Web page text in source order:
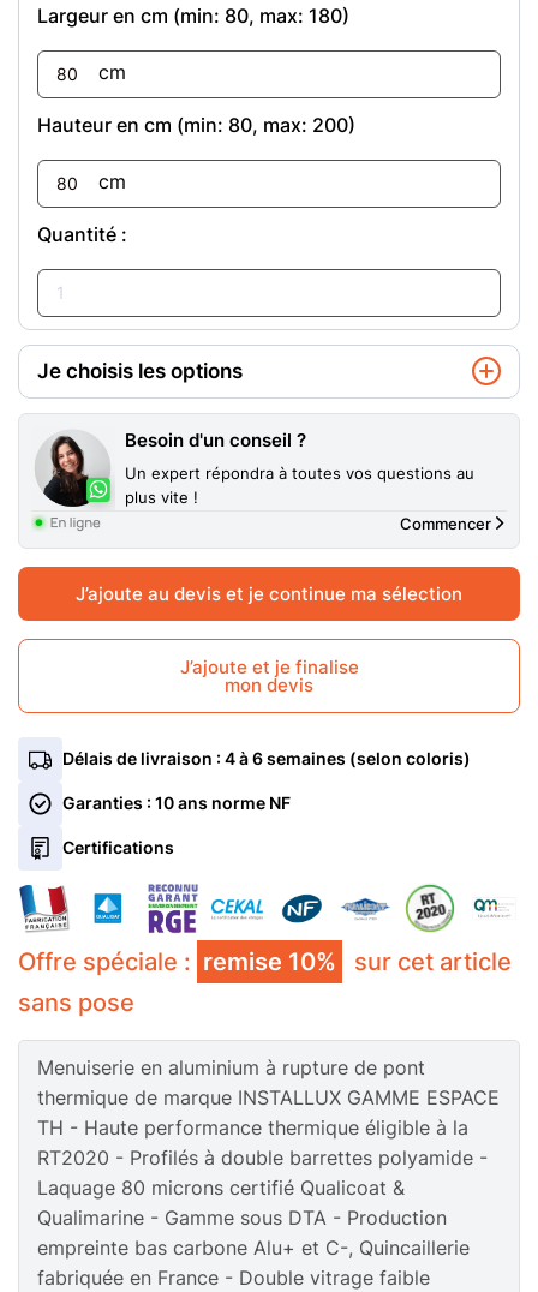
Offre spéciale : remise 10%
sur cet article
sans pose
Menuiserie en aluminium à rupture de pont
thermique de marque INSTALLUX GAMME ESPACE
TH - Haute performance thermique éligible à la
RT2020 - Profilés à double barrettes polyamide -
Laquage 80 microns certifié Qualicoat &
Qualimarine - Gamme sous DTA - Production
empreinte bas carbone Alu+ et C-, Quincaillerie
fabriquée en France - Double vitrage faible
Largeur en cm (min: 80, max: 180)
cm
Hauteur en cm (min: 80, max: 200)
cm
Quantité :
Je choisis les options
Coloris extérieur Alu Blanc 9010 B
Gris anthracite 7016 FT
Gris Aluminium 9006 FT
+10%
Noir 2100 FT+10%
Gris Sable 2900 FT +10% Ivoire 1015 S +10%
Coloris Intérieur Alu
En savoir plus sur le coloris intérieur
Type de pose En rénovation
En tunnel
En savoir plus sur le type de pose
Isolation Intérieure ALUSans isolation
Sans isolation
En savoir plus sur l'isolation
4/20/4 Fe Argon
4/20/4 Fe Argon
4/14/44.2 Fe Argon Anti-
effraction
+50€/m²
Phonique+40€/m²
4/14/SP510 Fe Haute
sécurité+100€/m²
En savoir plus sur le type de vitrage
Traitement du vitrage (1 face)
Clair
Clair Dépoli +30€/m²
Imprimé G 200+50€/m² Stopsol +70€/m²
En savoir plus sur le traitement de vitrage
Oscillo-battant Sans
Sans Oscillo-battant+80€ HT
En savoir plus sur l'oscillo-battant
Ventilation Alu
Sans Ventilation Alu +35€ HT
En savoir plus sur la ventilation
Serrure à clé Fenêtres ALU
Sans
Sans
Serrure à clé Fenêtres
+50€ HT
Soubassement Alu
Sans
Soubassement plein Alu
+90€/m²
Besoin d'un conseil ?
Un expert répondra à toutes vos questions au
plus vite !
Commencer
J’ajoute au devis et je continue ma sélection
J’ajoute et je finalise
mon devis
Délais de livraison : 4 à 6 semaines (selon coloris)
Garanties : 10 ans norme NF
Certifications